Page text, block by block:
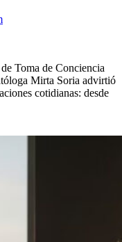
Toma de Conciencia
Mirta Soria advirtió
cotidianas: desde